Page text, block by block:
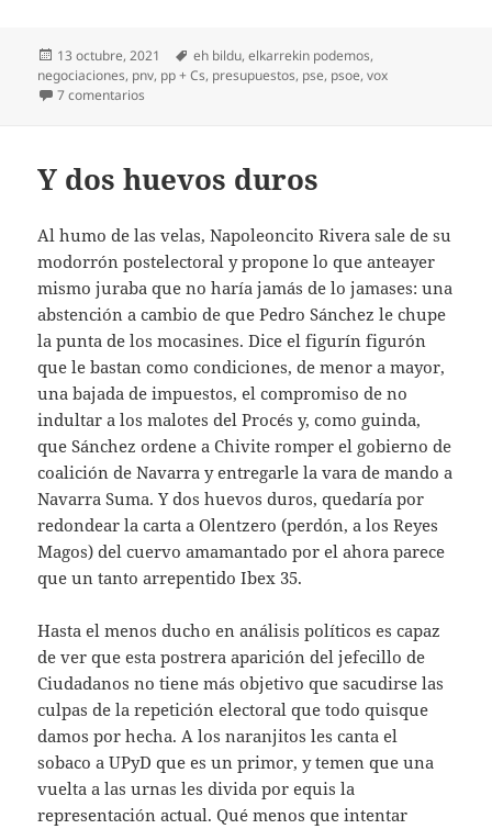
Publicado
el
13 octubre, 2021 Etiquetas
eh bildu,elkarrekin podemos,
negociaciones, pnv, pp + Cs, presupuestos, pse, psoe,vox
7 comentarios
Y dos huevos duros
Al humo de las velas, Napoleoncito Rivera sale de su
modorrón postelectoral y propone lo que anteayer
mismo juraba que no haría jamás de lo jamases: una
abstención a cambio de que Pedro Sánchez le chupe
la punta de los mocasines. Dice el figurín figurón
que le bastan como condiciones, de menor a mayor,
una bajada de impuestos, el compromiso de no
indultar a los malotes del Procés y, como guinda,
que Sánchez ordene a Chivite romper el gobierno de
coalición de Navarra y entregarle la vara de mando a
Navarra Suma. Y dos huevos duros, quedaría por
redondear la carta a Olentzero (perdón, a los Reyes
Magos) del cuervo amamantado por el ahora parece
que un tanto arrepentido Ibex 35.
Hasta el menos ducho en análisis políticos es capaz
de ver que esta postrera aparición del jefecillo de
Ciudadanos no tiene más objetivo que sacudirse las
culpas de la repetición electoral que todo quisque
damos por hecha. A los naranjitos les canta el
sobaco a UPyD que es un primor, y temen que una
vuelta a las urnas les divida por equis la
representación actual. Qué menos que intentar